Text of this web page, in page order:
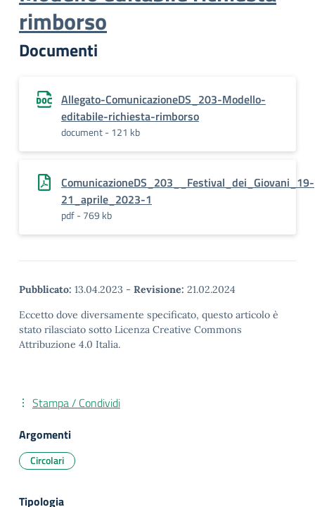
rimborso
Documenti
Allegato-ComunicazioneDS_203-Modello-
editabile-richiesta-rimborso
document - 121 kb
ComunicazioneDS_203__Festival_dei_Giovani_19-
21_aprile_2023-1
pdf - 769 kb
Pubblicato: 13.04.2023 - Revisione: 21.02.2024
Eccetto dove diversamente specificato, questo articolo è
stato rilasciato sotto Licenza Creative Commons
Attribuzione 4.0 Italia.
Stampa / Condividi
Argomenti
Circolari
Tipologia